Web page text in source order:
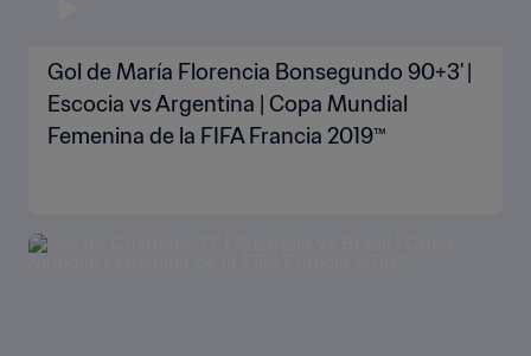
Gol de María Florencia Bonsegundo 90+3' |
Escocia vs Argentina | Copa Mundial
Femenina de la FIFA Francia 2019™